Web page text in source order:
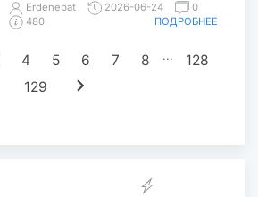
Erdenebat 2026-06-24
0
480
ПОДРОБНЕЕ
4 5 6 7 8 ...
128
129
chevron_right